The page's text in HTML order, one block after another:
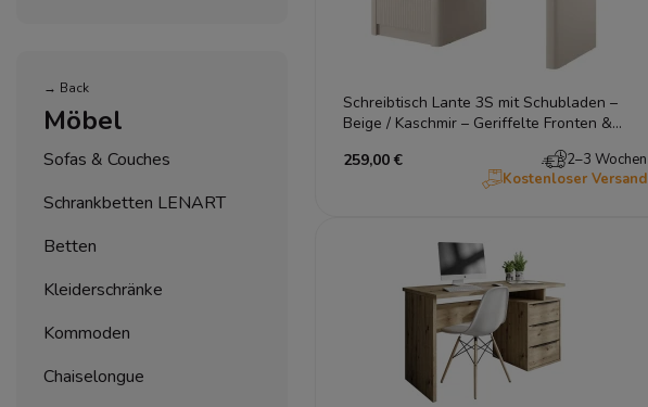
→ Back
Möbel
Sofas & Couches
Schrankbetten LENART
Betten
Kleiderschränke
Kommoden
Chaiselongue
Schreibtisch Lante 3S mit Schubladen –
Beige / Kaschmir – Geriffelte Fronten &
259,00 €
2–3 Wochen
Kostenloser Versand